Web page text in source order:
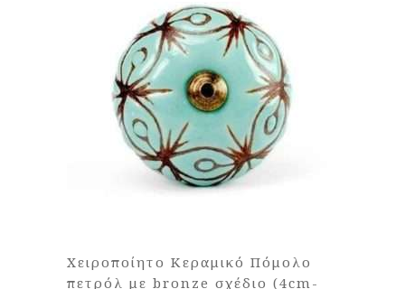
Χειροποίητο Κεραμικό Πόμολο
πετρόλ με bronze σχέδιο (4cm-